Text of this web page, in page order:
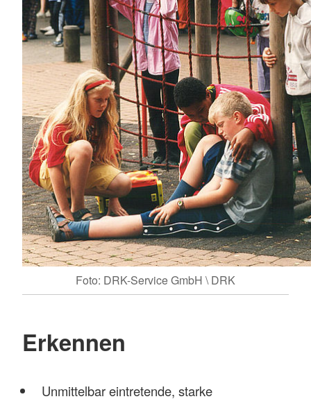
Foto: DRK-Service GmbH \ DRK
Erkennen
Unmittelbar eintretende, starke